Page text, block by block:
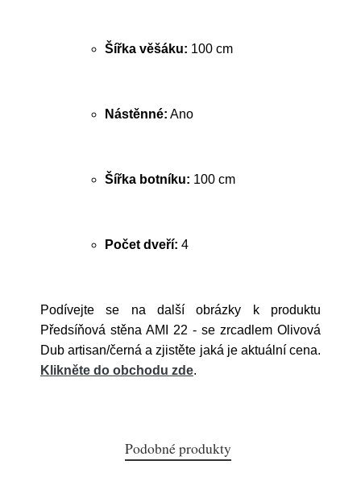
Šířka věšáku: 100 cm
Nástěnné: Ano
Šířka botníku: 100 cm
Počet dveří: 4
Podívejte se na další obrázky k produktu
Předsíňová stěna AMI 22 - se zrcadlem Olivová
Dub artisan/černá a zjistěte jaká je aktuální cena.
Klikněte do obchodu zde.
Podobné produkty